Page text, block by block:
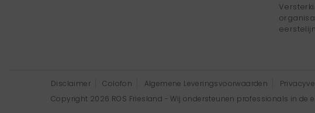
Disclaimer Colofon Algemene Leveringsvoorwaarden
Copyright 2026 ROS Friesland - Wij ondersteunen professionals in de